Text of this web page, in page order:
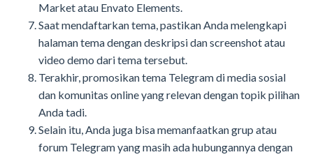
Market atau Envato Elements.
Saat mendaftarkan tema, pastikan Anda melengkapi
halaman tema dengan deskripsi dan screenshot atau
video demo dari tema tersebut.
Terakhir, promosikan tema Telegram di media sosial
dan komunitas online yang relevan dengan topik pilihan
Anda tadi.
Selain itu, Anda juga bisa memanfaatkan grup atau
forum Telegram yang masih ada hubungannya dengan